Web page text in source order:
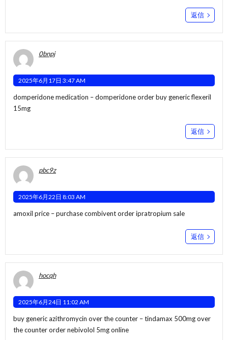
返信
0bnpj
2025年6月17日 3:47 AM
domperidone medication –domperidone orderbuy generic flexeril
15mg
返信
pbc9z
2025年6月22日 8:03 AM
amoxil price –purchase combiventorder ipratropium sale
返信
hocqh
2025年6月24日 11:02 AM
buy generic azithromycin over the counter –tindamax 500mg over
the counterorder nebivolol 5mg online